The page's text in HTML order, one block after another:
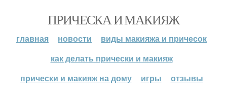
ПРИЧЕСКА И МАКИЯЖ
главная новости
виды макияжа и причесок
как делать прически и макияж
прически и макияж на дому
игры отзывы